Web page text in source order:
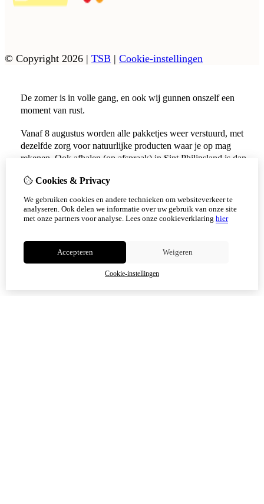
© Copyright 2026 | TSB | Cookie-instellingen
Cookies & Privacy
We gebruiken cookies en andere technieken om websiteverkeer te
analyseren. Ook delen we informatie over uw gebruik van onze site
met onze partners voor analyse. Lees onze cookieverklaring hier
Accepteren Weigeren
Cookie-instellingen
De zomer is in volle gang, en ook wij gunnen onszelf een
moment van rust.
Vanaf 8 augustus worden alle pakketjes weer verstuurd, met
dezelfde zorg voor natuurlijke producten waar je op mag
rekenen. Ook afhalen (op afspraak) in Sint Philipsland is dan
Vanaf 17 augustus zijn alle afhaalpunten (Tholen en
Scherpenisse) weer geopend.